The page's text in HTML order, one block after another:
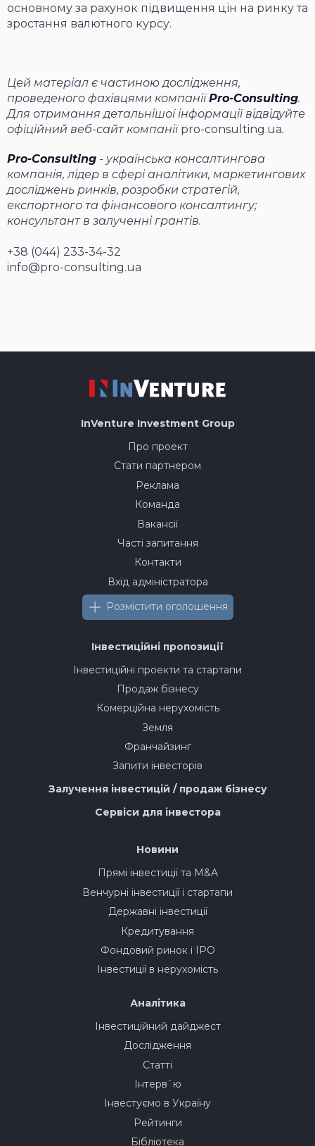
основному за рахунок підвищення цін на ринку та
зростання валютного курсу.
Цей матеріал є частиною дослідження,
проведеного фахівцями компаніїPro-Consulting.
Для отримання детальнішої інформації відвідуйте
офіційний веб-сайт компанії pro-consulting.ua.
Pro-Consulting - українська консалтингова
компанія, лідер в сфері аналітики, маркетингових
досліджень ринків, розробки стратегій,
експортного та фінансового консалтингу;
консультант в залученні грантів.
+38 (044) 233-34-32
info@pro-consulting.ua
InVenture Investment Group
Про проект
Стати партнером
Реклама
Команда
Вакансії
Часті запитання
Контакти
Вхід адміністратора
Розмістити оголошення
Інвестиційні пропозиції
Інвестиційні проекти та стартапи
Продаж бізнесу
Комерційна нерухомість
Земля
Франчайзинг
Запити інвесторів
Залучення інвестицій / продаж бізнесу
Сервіси для інвестора
Новини
Прямі інвестиції та M&A
Венчурні інвестиції і стартапи
Державні інвестиції
Кредитування
Фондовий ринок і IPO
Інвестиції в нерухомість
Аналітика
Інвестиційний дайджест
Дослідження
Статті
Інтерв`ю
Інвестуємо в Україну
Рейтинги
Бібліотека